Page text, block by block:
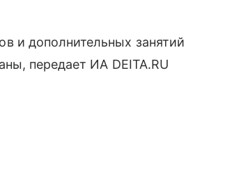
и дополнительных занятий
передает ИА DEITA.RU